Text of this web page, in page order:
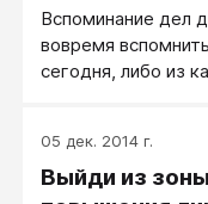
Вспоминание дел
вовремя
сегодня, либо из
строить день
05 дек. 2014 г.
Выйди из